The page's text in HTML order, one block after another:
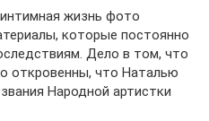
жизнь фото
которые постоянно
Дело в том, что
откровенны, что Наталью
Народной артистки